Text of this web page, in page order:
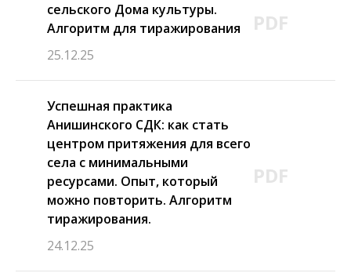
сельского Дома культуры.
Алгоритм для тиражирования
25.12.25
PDF
Успешная практика
Анишинского СДК: как стать
центром притяжения для всего
села с минимальными
ресурсами. Опыт, который
можно повторить. Алгоритм
тиражирования.
24.12.25
PDF